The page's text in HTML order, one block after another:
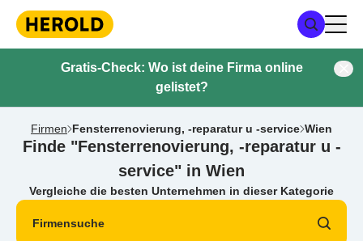
Gratis-Check: Wo ist deine Firma online
gelistet?
Firmen Fensterrenovierung, -reparatur u -service Wien
Finde "Fensterrenovierung, -reparatur u -
service" in Wien
Vergleiche die besten Unternehmen in dieser Kategorie
Firmensuche